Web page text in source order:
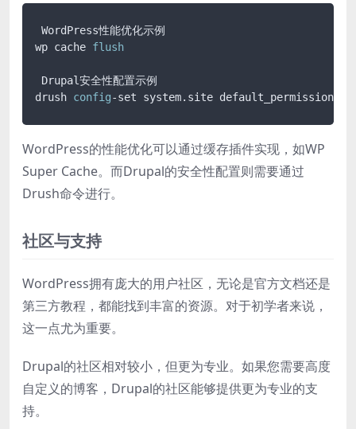
WordPress性能优化示例
wp cache flush
Drupal安全性配置示例
drush config-set system.site default_permissions
WordPress的性能优化可以通过缓存插件实现，如WP
Super Cache。而Drupal的安全性配置则需要通过
Drush命令进行。
社区与支持
WordPress拥有庞大的用户社区，无论是官方文档还是
第三方教程，都能找到丰富的资源。对于初学者来说，
这一点尤为重要。
Drupal的社区相对较小，但更为专业。如果您需要高度
自定义的博客，Drupal的社区能够提供更为专业的支
持。